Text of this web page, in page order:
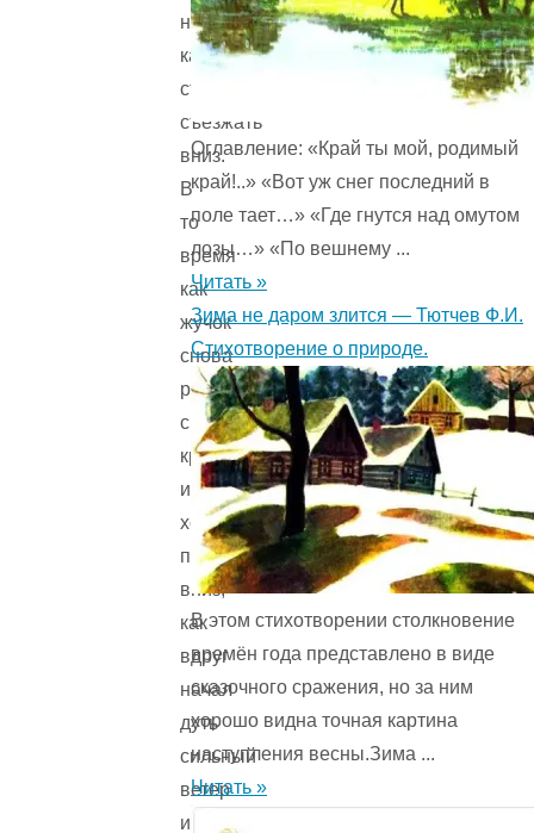
на
канате,
стал
съезжать
вниз.
В
то
время
как
жучок
снова
раскрыл
свои
крылышки
и
хотел
полететь
вниз,
как
вдруг
начал
дуть
сильный
ветер
и
Оглавление: «Край ты мой, родимый
край!..» «Вот уж снег последний в
поле тает…» «Где гнутся над омутом
лозы…» «По вешнему ...
Читать »
Зима не даром злится — Тютчев Ф.И.
Стихотворение о природе.
В этом стихотворении столкновение
времён года представ­лено в виде
сказочного сражения, но за ним
хорошо видна точная картина
наступления весны.Зима ...
Читать »